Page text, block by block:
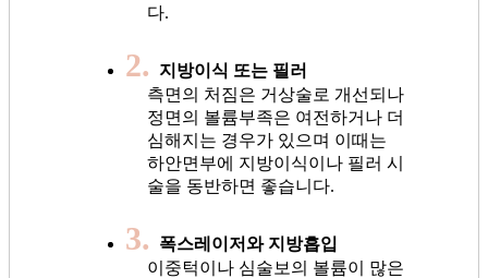
다.
2.
지방이식 또는 필러
측면의 처짐은 거상술로 개선되나
정면의 볼륨부족은 여전하거나 더
심해지는 경우가 있으며 이때는
하안면부에 지방이식이나 필러 시
술을 동반하면 좋습니다.
3.
폭스레이저와 지방흡입
이중턱이나 심술보의 볼륨이 많은